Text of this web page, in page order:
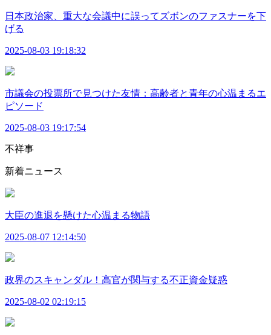
日本政治家、重大な会議中に誤ってズボンのファスナーを下
げる
2025-08-03 19:18:32
市議会の投票所で見つけた友情：高齢者と青年の心温まるエ
ピソード
2025-08-03 19:17:54
不祥事
新着ニュース
大臣の進退を懸けた心温まる物語
2025-08-07 12:14:50
政界のスキャンダル！高官が関与する不正資金疑惑
2025-08-02 02:19:15